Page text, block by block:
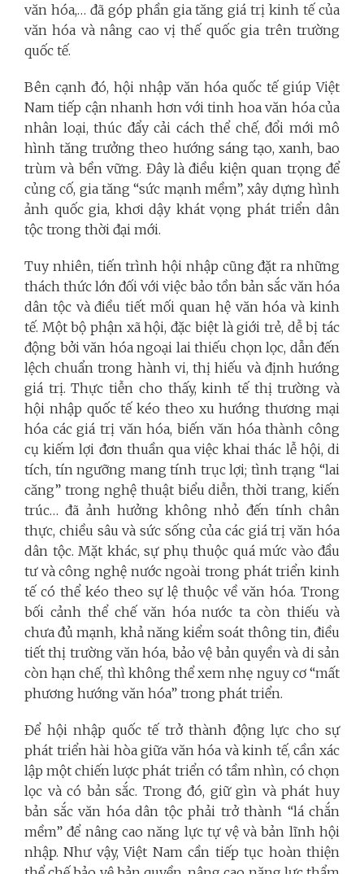
văn hóa,… đã góp phần gia tăng giá trị kinh tế của
văn hóa và nâng cao vị thế quốc gia trên trường
quốc tế.
Bên cạnh đó, hội nhập văn hóa quốc tế giúp Việt
Nam tiếp cận nhanh hơn với tinh hoa văn hóa của
nhân loại, thúc đẩy cải cách thể chế, đổi mới mô
hình tăng trưởng theo hướng sáng tạo, xanh, bao
trùm và bền vững. Đây là điều kiện quan trọng để
củng cố, gia tăng “sức mạnh mềm”, xây dựng hình
ảnh quốc gia, khơi dậy khát vọng phát triển dân
tộc trong thời đại mới.
Tuy nhiên, tiến trình hội nhập cũng đặt ra những
thách thức lớn đối với việc bảo tồn bản sắc văn hóa
dân tộc và điều tiết mối quan hệ văn hóa và kinh
tế. Một bộ phận xã hội, đặc biệt là giới trẻ, dễ bị tác
động bởi văn hóa ngoại lai thiếu chọn lọc, dẫn đến
lệch chuẩn trong hành vi, thị hiếu và định hướng
giá trị. Thực tiễn cho thấy, kinh tế thị trường và
hội nhập quốc tế kéo theo xu hướng thương mại
hóa các giá trị văn hóa, biến văn hóa thành công
cụ kiếm lợi đơn thuần qua việc khai thác lễ hội, di
tích, tín ngưỡng mang tính trục lợi; tình trạng “lai
căng” trong nghệ thuật biểu diễn, thời trang, kiến
trúc… đã ảnh hưởng không nhỏ đến tính chân
thực, chiều sâu và sức sống của các giá trị văn hóa
dân tộc. Mặt khác, sự phụ thuộc quá mức vào đầu
tư và công nghệ nước ngoài trong phát triển kinh
tế có thể kéo theo sự lệ thuộc về văn hóa. Trong
bối cảnh thể chế văn hóa nước ta còn thiếu và
chưa đủ mạnh, khả năng kiểm soát thông tin, điều
tiết thị trường văn hóa, bảo vệ bản quyền và di sản
còn hạn chế, thì không thể xem nhẹ nguy cơ “mất
phương hướng văn hóa” trong phát triển.
Để hội nhập quốc tế trở thành động lực cho sự
phát triển hài hòa giữa văn hóa và kinh tế, cần xác
lập một chiến lược phát triển có tầm nhìn, có chọn
lọc và có bản sắc. Trong đó, giữ gìn và phát huy
bản sắc văn hóa dân tộc phải trở thành “lá chắn
mềm” để nâng cao năng lực tự vệ và bản lĩnh hội
nhập. Như vậy, Việt Nam cần tiếp tục hoàn thiện